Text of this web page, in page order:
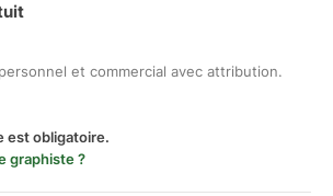
et commercial avec attribution.
est obligatoire.
graphiste ?